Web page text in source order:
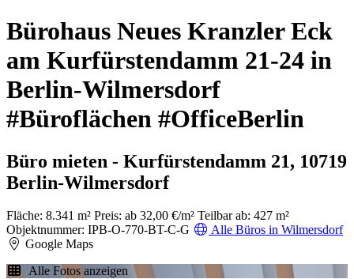
Bürohaus Neues Kranzler Eck
am Kurfürstendamm 21-24 in
Berlin-Wilmersdorf
#Büroflächen #OfficeBerlin
Büro mieten - Kurfürstendamm 21, 10719
Berlin-Wilmersdorf
Fläche: 8.341 m² Preis: ab 32,00 €/m² Teilbar ab: 427 m²
Objektnummer: IPB-O-770-BT-C-G
Alle Büros in Wilmersdorf
Google Maps
Alle Fotos anzeigen